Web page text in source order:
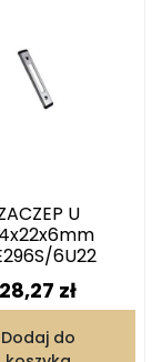
U
6U22
Cena
28,27 zł
Dodaj do